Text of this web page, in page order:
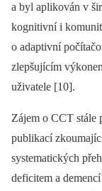
a byl aplikován v
kognitivní i
o adaptivní
zlepšujícím
uživatele [10].
Zájem o CCT stále
publikací
systematických
deficitem a